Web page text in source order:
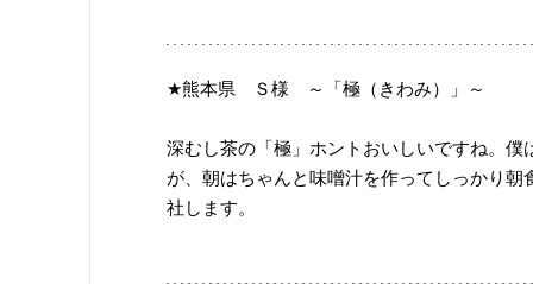
★熊本県 Ｓ様 ～「極（きわみ）」～
深むし茶の「極」ホントおいしいですね。僕
が、朝はちゃんと味噌汁を作ってしっかり朝
社します。